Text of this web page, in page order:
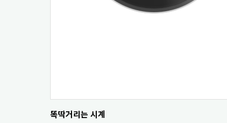
똑딱거리는 시계